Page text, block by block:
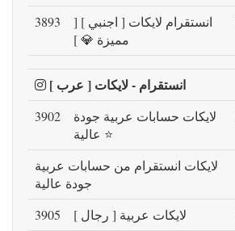
3893
انستقرام لايكات [ اجنبي ] [
مميزة 💎 ]
انستقرام - لايكات [ عرب ]
3902
لايكات حسابات عربية جودة
عالية ⭐
لايكات انستقرام من حسابات عربية
جودة عالية
3905
لايكات عربية [ رجال ]